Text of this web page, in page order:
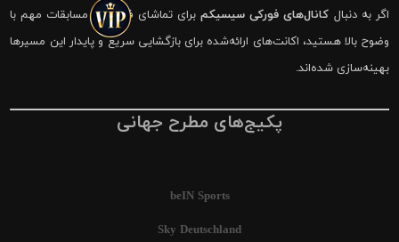
اگر به دنبال کانال‌های فورکی سیسیکمبرای تماشای فوتبال و مسابقات مهم با
وضوح بالا هستید، اکانت‌های ارائه‌شده برای بازگشایی سریع و پایدار این مسیرها
بهینه‌سازی شده‌اند.
پکیج‌های مطرح جهانی
beIN Sports
Sky Deutschland